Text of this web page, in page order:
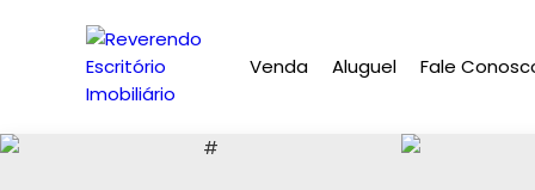
Venda Aluguel Fale